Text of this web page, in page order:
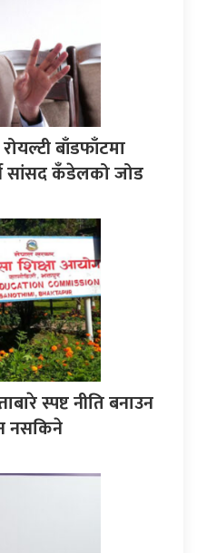
बाँडफाँटमा
सांसद कँडेलको जोड
स्पष्ट नीति बनाउन
नसकिने